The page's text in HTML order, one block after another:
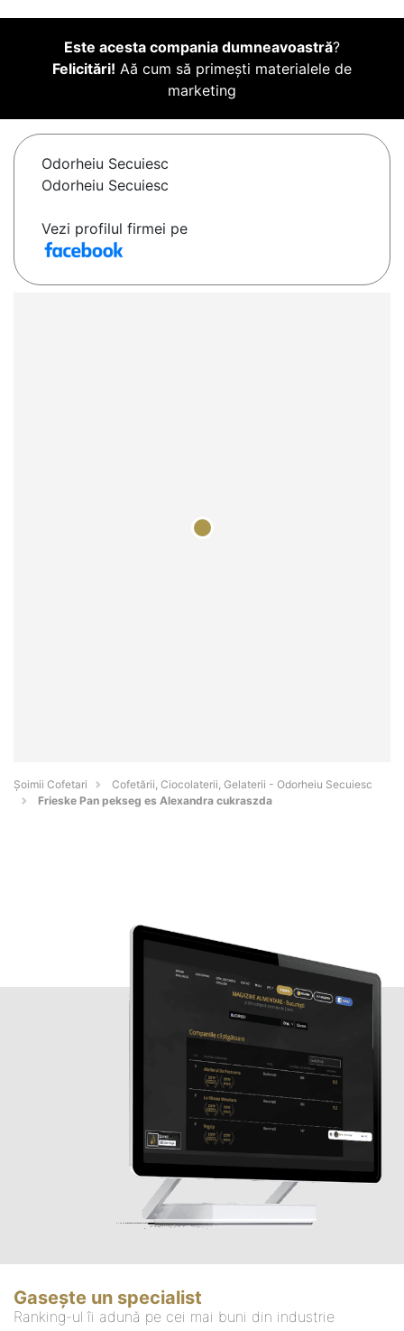
Este acesta compania dumneavoastră?
Felicitări! Aă cum să primești materialele de
marketing
Odorheiu Secuiesc
Odorheiu Secuiesc
Vezi profilul firmei pe
Șoimii Cofetari
Cofetării, Ciocolaterii, Gelaterii - Odorheiu Secuiesc
Frieske Pan pekseg es Alexandra cukraszda
Gasește un specialist
Ranking-ul îi adună pe cei mai buni din industrie